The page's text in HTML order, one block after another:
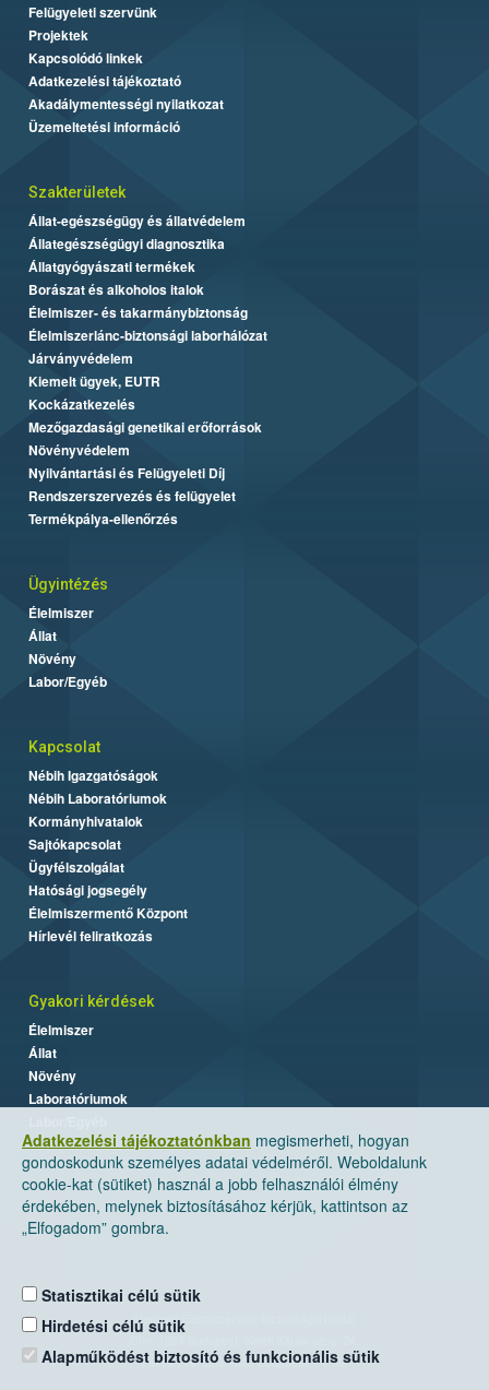
Adatkezelési tájékoztatónkban megismerheti, hogyan
gondoskodunk személyes adatai védelméről. Weboldalunk
cookie-kat (sütiket) használ a jobb felhasználói élmény
érdekében, melynek biztosításához kérjük, kattintson az
„Elfogadom” gombra.
Statisztikai célú sütik
Hirdetési célú sütik
Alapműködést biztosító és funkcionális sütik
Felügyeleti szervünk
Projektek
Kapcsolódó linkek
Adatkezelési tájékoztató
Akadálymentességi nyilatkozat
Üzemeltetési információ
Szakterületek
Állat-egészségügy és állatvédelem
Állategészségügyi diagnosztika
Állatgyógyászati termékek
Borászat és alkoholos italok
Élelmiszer- és takarmánybiztonság
Élelmiszerlánc-biztonsági laborhálózat
Járványvédelem
Kiemelt ügyek, EUTR
Kockázatkezelés
Mezőgazdasági genetikai erőforrások
Növényvédelem
Nyilvántartási és Felügyeleti Díj
Rendszerszervezés és felügyelet
Termékpálya-ellenőrzés
Ügyintézés
Élelmiszer
Állat
Növény
Labor/Egyéb
Kapcsolat
Nébih Igazgatóságok
Nébih Laboratóriumok
Kormányhivatalok
Sajtókapcsolat
Ügyfélszolgálat
Hatósági jogsegély
Élelmiszermentő Központ
Hírlevél feliratkozás
Gyakori kérdések
Élelmiszer
Állat
Növény
Laboratóriumok
Nemzeti Élelmiszerlánc-biztonsági Hivatal
Levelezési cím: 1525 Budapest. Pf. 30.